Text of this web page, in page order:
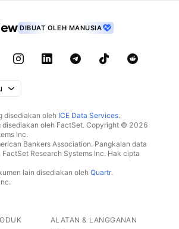
DIBUAT OLEH MANUSIA
disediakan oleh ICE Data Services.
disediakan oleh FactSet. Copyright © 2026
Inc.
Bankers Association. Pangkalan data
Research Systems Inc. Hak cipta
lain disediakan oleh Quartr.
ALATAN & LANGGANAN